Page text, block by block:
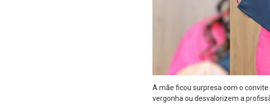
A mãe ficou surpresa com o
vergonha ou desvalorizem a